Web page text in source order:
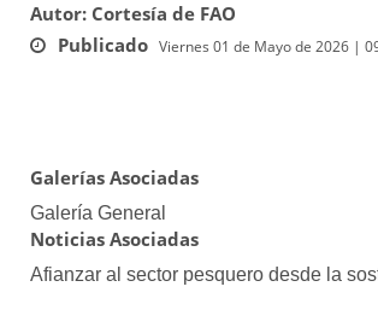
Autor: Cortesía de FAO
Publicado Viernes 01 de Mayo de 2026 |
Galerías Asociadas
Galería General
Noticias Asociadas
Afianzar al sector pesquero desde la